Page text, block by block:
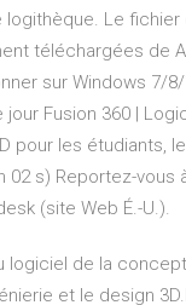
logithèque. Le
téléchargées de
sur Windows 7/
Fusion 360 |
pour les
02 s) Reportez-
(site Web É.-U.).
logiciel de la
et le design